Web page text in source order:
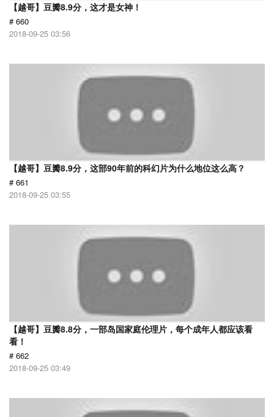
【越哥】豆瓣8.9分，这才是女神！
# 660
2018-09-25 03:56
【越哥】豆瓣8.9分，这部90年前的科幻片为什么地位这么高？
# 661
2018-09-25 03:55
【越哥】豆瓣8.8分，一部岛国家庭伦理片，每个成年人都应该看
看！
# 662
2018-09-25 03:49